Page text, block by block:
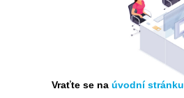
Vraťte se na úvodní stránku